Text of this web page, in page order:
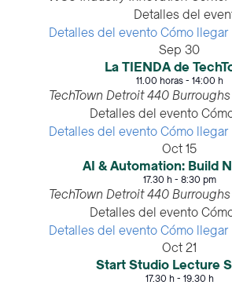
Detalles del
Detalles del evento Cómo llegar
Sep 30
La TIENDA de
11.00 horas- 14:00 h
TechTown Detroit 440
Detalles del evento
Detalles del evento Cómo llegar
Oct15
AI & Automation: Build
17.30 h- 8:30 pm
TechTown Detroit 440
Detalles del evento
Detalles del evento Cómo llegar
Oct21
Start Studio Lecture
17.30 h- 19.30 h